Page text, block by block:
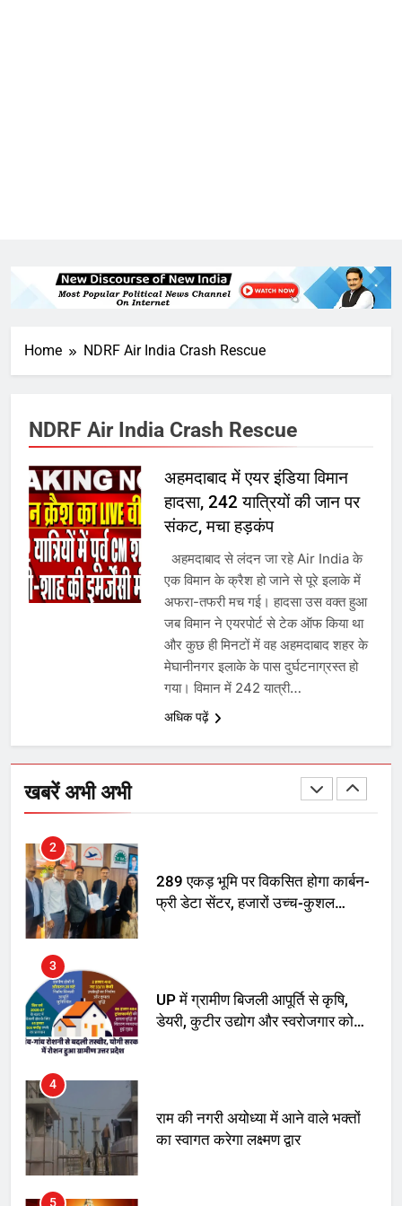
Home NDRF Air India Crash Rescue
NDRF Air India Crash Rescue
अहमदाबाद में एयर इंडिया विमान
हादसा, 242 यात्रियों की जान पर
संकट, मचा हड़कंप
अहमदाबाद से लंदन जा रहे Air India के
एक विमान के क्रैश हो जाने से पूरे इलाके में
अफरा-तफरी मच गई। हादसा उस वक्त हुआ
जब विमान ने एयरपोर्ट से टेक ऑफ किया था
और कुछ ही मिनटों में वह अहमदाबाद शहर के
मेघानीनगर इलाके के पास दुर्घटनाग्रस्त हो
गया। विमान में 242 यात्री…
अधिक पढ़ें
खबरें अभी अभी
उत्तर प्रदेश में गांवों में बढ़ेंगी सुविधाएं: 67%
बढ़ा पंचायतों का बजट
6
गाजा युद्धविराम को लेकर बड़ी खबरें
7
चुनाव से पहले लालू परिवार पर बड़ा झटका,
दिल्ली कोर्ट ने IRCTC घोटाले में आरोप
तय किए
सुप्रीम कोर्ट ने राहुल गांधी के ‘वोट चोरी’
के आरोप खारिज किए, शेखपुरा में पीएम की
मां को गाली पर कोर्ट का समन जारी
अमर शहीद ठाकुर रोशन सिंह के नाम पर
स्वरूप रानी नेहरू चिकित्सालय का
2
289 एकड़ भूमि पर विकसित होगा कार्बन-
फ्री डेटा सेंटर, हजारों उच्च-कुशल
3
UP में ग्रामीण बिजली आपूर्ति से कृषि,
डेयरी, कुटीर उद्योग और स्वरोजगार को
4
राम की नगरी अयोध्या में आने वाले भक्तों
का स्वागत करेगा लक्ष्मण द्वार
5